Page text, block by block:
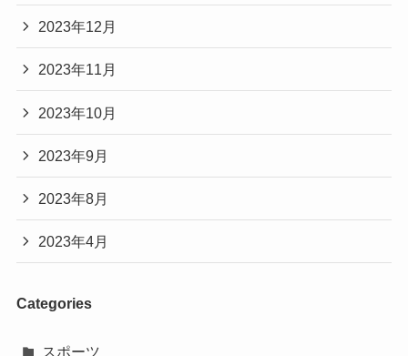
2023年12月
2023年11月
2023年10月
2023年9月
2023年8月
2023年4月
Categories
スポーツ